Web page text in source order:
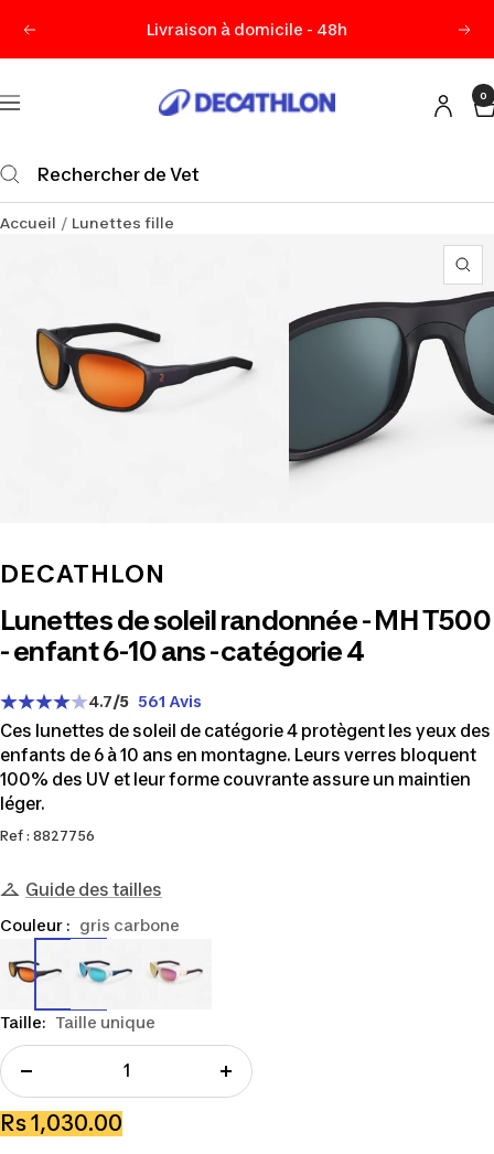
Précédent Livraison à domicile - 48h
Navigation
Decathlon
0
Accueil Lunettes fille
DECATHLON
Lunettes de soleil randonnée - MH T500
- enfant 6-10 ans -catégorie 4
4.7/5 561 Avis
Ces lunettes de soleil de catégorie 4 protègent les yeux des
enfants de 6 à 10 ans en montagne. Leurs verres bloquent
100% des UV et leur forme couvrante assure un maintien
léger.
Ref : 8827756
Guide des tailles
Taille: Taille unique
Couleur : gris carbone
la
quantité
Augmenter
Prix
Rs 1,030.00